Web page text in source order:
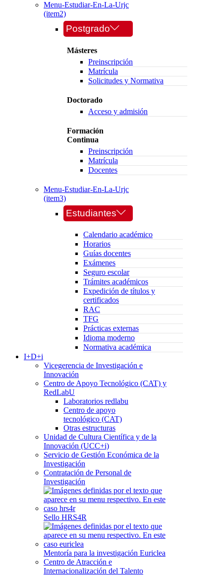
Menu-Estudiar-En-La-Urjc
(item2)
Postgrado
Másteres
Preinscripción
Matrícula
Solicitudes y Normativa
Doctorado
Acceso y admisión
Formación
Continua
Preinscripción
Matrícula
Docentes
Menu-Estudiar-En-La-Urjc
(item3)
Estudiantes
Calendario académico
Horarios
Guías docentes
Exámenes
Seguro escolar
Trámites académicos
Expedición de títulos y
certificados
RAC
TFG
Prácticas externas
Idioma moderno
Normativa académica
I+D+i
Vicegerencia de Investigación e
Innovación
Centro de Apoyo Tecnológico (CAT) y
RedLabU
Laboratorios redlabu
Centro de apoyo
tecnológico (CAT)
Otras estructuras
Unidad de Cultura Científica y de la
Innovación (UCC+i)
Servicio de Gestión Económica de la
Investigación
Contratación de Personal de
Investigación
Sello HRS4R
Mentoría para la investigación Euriclea
Centro de Atracción e
Internacionalización del Talento